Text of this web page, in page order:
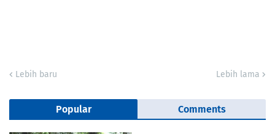
Lebih baru Lebih lama
Popular Comments